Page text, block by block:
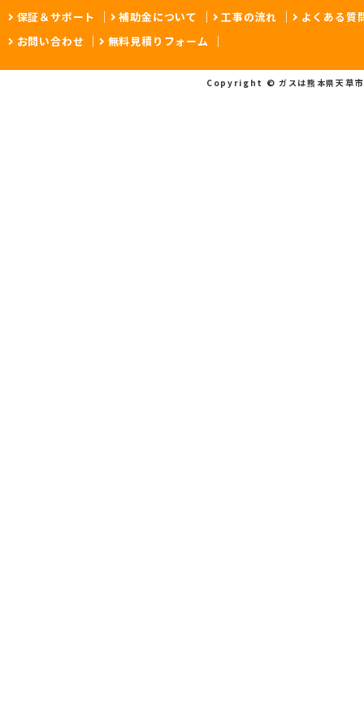
保証＆サポート 補助金について 工事の流れ
よくある質
お問い合わせ
無料見積りフォーム
Copyright © ガスは熊本県天草